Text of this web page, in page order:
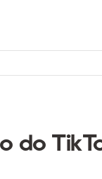
do